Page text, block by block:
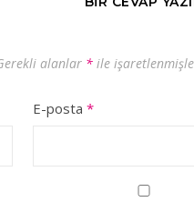
alanlar * ile
E-posta *